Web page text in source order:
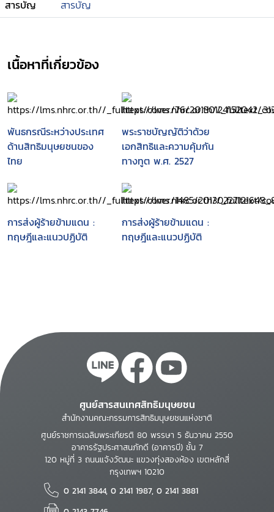
สารบัญ สารบัญ
เนื้อหาที่เกี่ยวข้อง
พันธกรณีระหว่างประเทศ
ด้านสิทธิมนุษยชนของ
ไทย
พระราชบัญญัติว่าด้วย
เอกสิทธิและความคุ้มกัน
ทางทูต พ.ศ. 2527
การส่งผู้ร้ายข้ามแดน :
ทฤษฎีและแนวปฏิบัติ
การส่งผู้ร้ายข้ามแดน :
ทฤษฎีและแนวปฏิบัติ
ศูนย์สารสนเทศสิทธิมนุษยชน
สำนักงานคณะกรรมการสิทธิมนุษยชนแห่งชาติ
ศูนย์ราชการเฉลิมพระเกียรติ 80 พรรษา 5 ธันวาคม 2550
อาคารรัฐประศาสนภักดี (อาคารบี) ชั้น 7
120 หมู่ที่ 3 ถนนแจ้งวัฒนะ แขวงทุ่งสองห้อง เขตหลักสี่
กรุงเทพฯ 10210
0 2141 3844, 0 2141 1987, 0 2141 3881